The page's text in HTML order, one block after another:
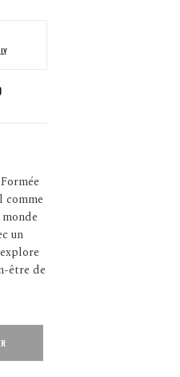
comme
un
être de